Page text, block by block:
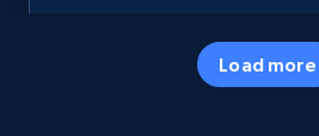
5.7K+
Load more